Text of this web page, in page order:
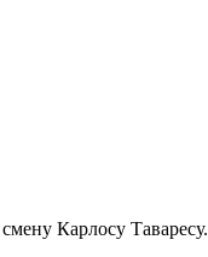
Карлосу Таваресу.